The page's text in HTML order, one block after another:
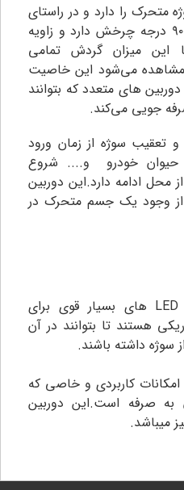
متحرک را دارد و در راستای
افقی تا ۳۳۵ درجه و عموی ۹۰ درجه چرخش دارد و زاویه
این میزان گردش تمامی
می‌شود این خاصیت
های متعدد که بتوانند
جویی می‌کند.
سوژه از زمان ورود
حیوان خودرو و.... شروع
ادامه دارد.این دوربین
از وجود یک جسم متحرک در
دوربین آسفیوردz320 دارای LED های بسیار قوی برای
هستند تا بتوانند در آن
سوژه داشته باشند.
کاربردی و خاصی که
به صرفه است.این دوربین